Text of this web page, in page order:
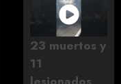
23 muertos y
11